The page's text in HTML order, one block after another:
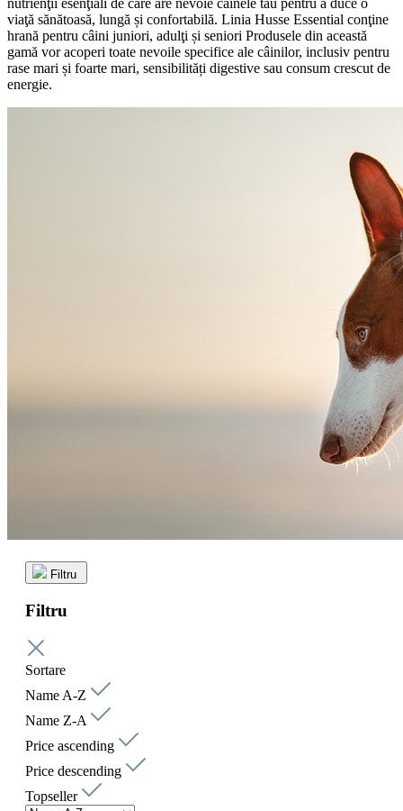
viaţă sănătoasă, lungă și confortabilă. Linia Husse Essential conţine
hrană pentru câini juniori, adulţi și seniori Produsele din această
gamă vor acoperi toate nevoile specifice ale câinilor, inclusiv pentru
rase mari și foarte mari, sensibilități digestive sau consum crescut de
energie.
Filtru
Filtru
Sortare
Name A-Z
Name Z-A
Price ascending
Price descending
Topseller